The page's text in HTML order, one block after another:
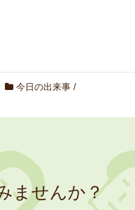
今日の出来事 /
ませんか？